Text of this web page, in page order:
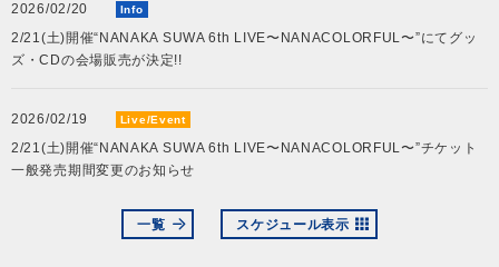
サイトマップ
2026/02/20 Info
2/21(土)開催“NANAKA SUWA 6th LIVE〜NANACOLORFUL〜”にてグッ
ズ・CDの会場販売が決定!!
2026/02/19 Live/Event
2/21(土)開催“NANAKA SUWA 6th LIVE〜NANACOLORFUL〜”チケット
一般発売期間変更のお知らせ
一覧 スケジュール表示